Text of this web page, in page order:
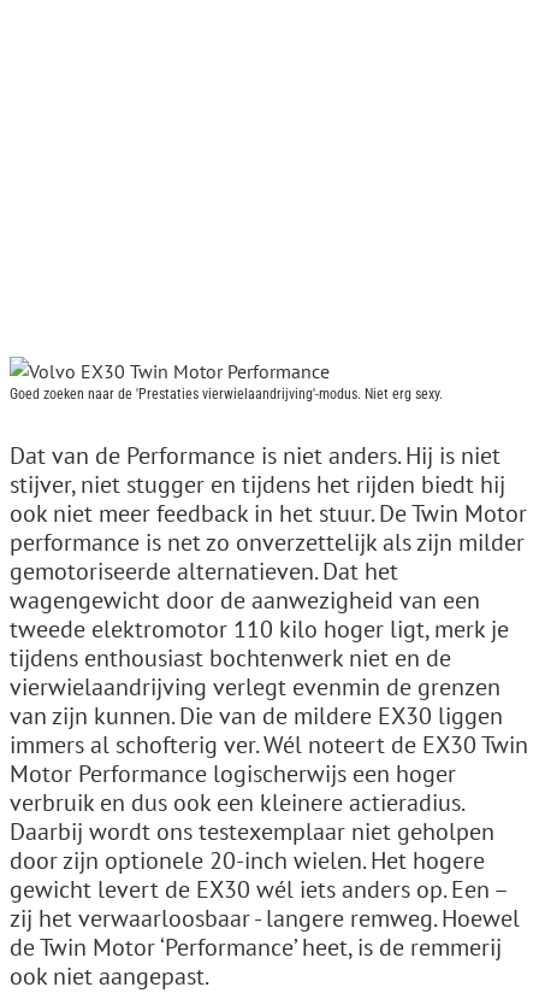
Goed zoeken naar de 'Prestaties vierwielaandrijving'-modus. Niet erg sexy.
Dat van de Performance is niet anders. Hij is niet
stijver, niet stugger en tijdens het rijden biedt hij
ook niet meer feedback in het stuur. De Twin Motor
performance is net zo onverzettelijk als zijn milder
gemotoriseerde alternatieven. Dat het
wagengewicht door de aanwezigheid van een
tweede elektromotor 110 kilo hoger ligt, merk je
tijdens enthousiast bochtenwerk niet en de
vierwielaandrijving verlegt evenmin de grenzen
van zijn kunnen. Die van de mildere EX30 liggen
immers al schofterig ver. Wél noteert de EX30 Twin
Motor Performance logischerwijs een hoger
verbruik en dus ook een kleinere actieradius.
Daarbij wordt ons testexemplaar niet geholpen
door zijn optionele 20-inch wielen. Het hogere
gewicht levert de EX30 wél iets anders op. Een –
zij het verwaarloosbaar - langere remweg. Hoewel
de Twin Motor ‘Performance’ heet, is de remmerij
ook niet aangepast.